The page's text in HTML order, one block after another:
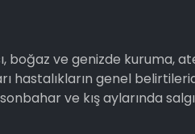
boğaz ve genizde kuruma,
hastalıkların genel
ve kış aylarında